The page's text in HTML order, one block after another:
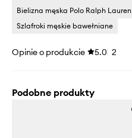
Bielizna męska Polo Ralph Lauren
Szlafroki męskie bawełniane
Opinie o produkcie 5.0 2
Podobne produkty